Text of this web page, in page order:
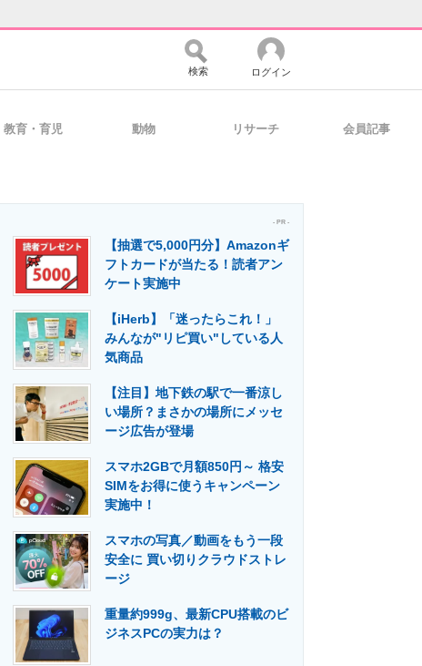
コミュニティ マーケ×ITの今がよく分かる
・活用を支援
専門メディア 建設×テクノロジーの最前線
検索 ログイン
教育・育児 動物 リサーチ 会員記事
- PR -
【抽選で5,000円分】Amazonギ
フトカードが当たる！読者アン
ケート実施中
【iHerb】「迷ったらこれ！」
みんなが"リピ買い"している人
気商品
【注目】地下鉄の駅で一番涼し
い場所？まさかの場所にメッセ
ージ広告が登場
スマホ2GBで月額850円～ 格安
SIMをお得に使うキャンペーン
実施中！
スマホの写真／動画をもう一段
安全に 買い切りクラウドストレ
ージ
重量約999g、最新CPU搭載のビ
ジネスPCの実力は？